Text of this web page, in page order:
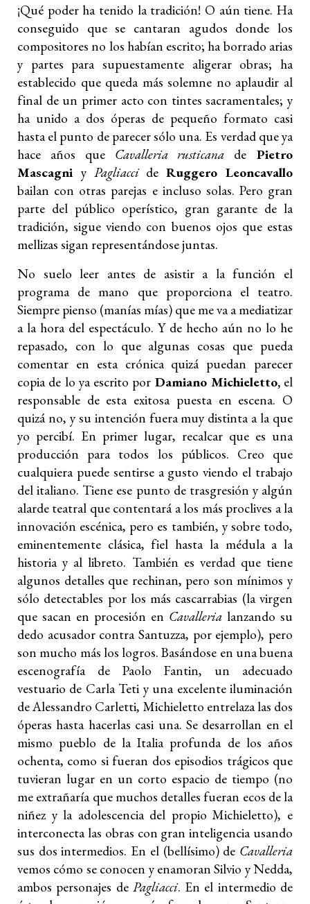
¡Qué poder ha tenido la tradición! O aún tiene. Ha
conseguido que se cantaran agudos donde los
compositores no los habían escrito; ha borrado arias
y partes para supuestamente aligerar obras; ha
establecido que queda más solemne no aplaudir al
final de un primer acto con tintes sacramentales; y
ha unido a dos óperas de pequeño formato casi
hasta el punto de parecer sólo una. Es verdad que ya
hace años que Cavalleria rusticana de Pietro
Mascagni y PagliaccideRuggero Leoncavallo
bailan con otras parejas e incluso solas. Pero gran
parte del público operístico, gran garante de la
tradición, sigue viendo con buenos ojos que estas
mellizas sigan representándose juntas.
No suelo leer antes de asistir a la función el
programa de mano que proporciona el teatro.
Siempre pienso (manías mías) que me va a mediatizar
a la hora del espectáculo. Y de hecho aún no lo he
repasado, con lo que algunas cosas que pueda
comentar en esta crónica quizá puedan parecer
copia de lo ya escrito por Damiano Michieletto,el
responsable de esta exitosa puesta en escena. O
quizá no, y su intención fuera muy distinta a la que
yo percibí. En primer lugar, recalcar que es una
producción para todos los públicos. Creo que
cualquiera puede sentirse a gusto viendo el trabajo
del italiano. Tiene ese punto de trasgresión y algún
alarde teatral que contentará a los más proclives a la
innovación escénica, pero es también, y sobre todo,
eminentemente clásica, fiel hasta la médula a la
historia y al libreto. También es verdad que tiene
algunos detalles que rechinan, pero son mínimos y
sólo detectables por los más cascarrabias (la virgen
que sacan en procesión en Cavalleria lanzando su
dedo acusador contra Santuzza, por ejemplo), pero
son mucho más los logros. Basándose en una buena
escenografía de Paolo Fantin, un adecuado
vestuario de Carla Teti y una excelente iluminación
de Alessandro Carletti, Michieletto entrelaza las dos
óperas hasta hacerlas casi una. Se desarrollan en el
mismo pueblo de la Italia profunda de los años
ochenta, como si fueran dos episodios trágicos que
tuvieran lugar en un corto espacio de tiempo (no
me extrañaría que muchos detalles fueran ecos de la
niñez y la adolescencia del propio Michieletto), e
interconecta las obras con gran inteligencia usando
sus dos intermedios. En el (bellísimo) de Cavalleria
vemos cómo se conocen y enamoran Silvio y Nedda,
ambos personajes de Pagliacci. En el intermedio de